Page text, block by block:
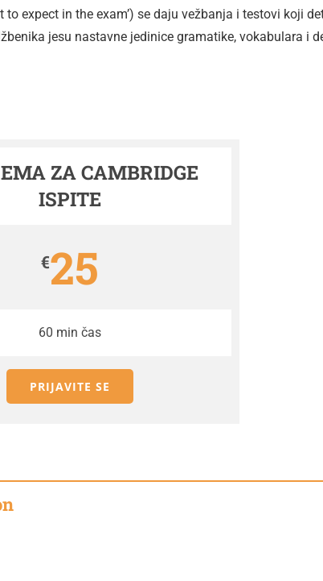
to expect in the exam’) se daju vežbanja i testovi koji
jesu nastavne jedinice gramatike, vokabulara i
ZA CAMBRIDGE
ISPITE
€25
60 min čas
PRIJAVITE SE